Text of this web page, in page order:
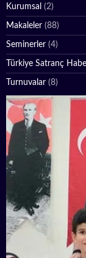
Kurumsal (2)
Makaleler (88)
Seminerler (4)
Türkiye Satranç
Turnuvalar (8)